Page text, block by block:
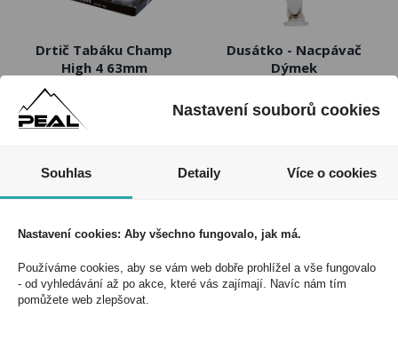
Drtič Tabáku Champ
High 4 63mm
Dusátko - Nacpávač
Dýmek
Nastavení souborů cookies
Souhlas Detaily Více o cookies
Nastavení cookies: Aby všechno fungovalo, jak má.
Používáme cookies, aby se vám web dobře prohlížel a vše fungovalo
- od vyhledávání až po akce, které vás zajímají. Navíc nám tím
pomůžete web zlepšovat.